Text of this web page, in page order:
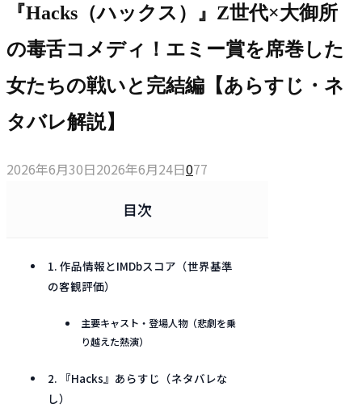
『Hacks（ハックス）』Z世代×大御所
の毒舌コメディ！エミー賞を席巻した
女たちの戦いと完結編【あらすじ・ネ
タバレ解説】
2026年6月30日2026年6月24日077
目次
1. 作品情報とIMDbスコア（世界基準
の客観評価）
主要キャスト・登場人物（悲劇を乗
り越えた熱演）
2. 『Hacks』あらすじ（ネタバレな
し）